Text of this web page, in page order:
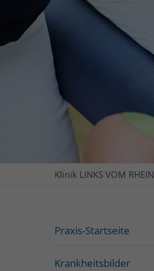
Klinik LINKS VOM RHEIN
Praxis-Startseite
Krankheitsbilder